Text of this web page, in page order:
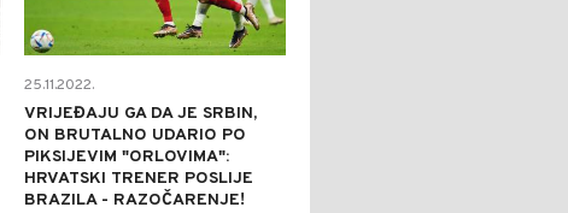
25.11.2022.
VRIJEĐAJU GA DA JE SRBIN,
ON BRUTALNO UDARIO PO
PIKSIJEVIM "ORLOVIMA":
HRVATSKI TRENER POSLIJE
BRAZILA - RAZOČARENJE!